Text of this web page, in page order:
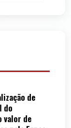
de
do
valor de